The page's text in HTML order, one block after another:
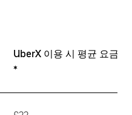
UberX 이용 시 평균 요금
*